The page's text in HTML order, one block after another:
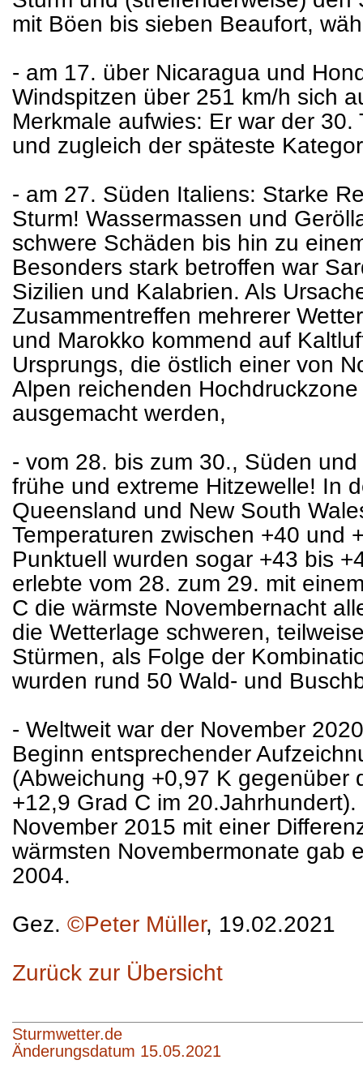
mit Böen bis sieben Beaufort,
- am 17. über Nicaragua und
Windspitzen über 251 km/h sich
Merkmale aufwies: Er war der
und zugleich der späteste
- am 27. Süden Italiens: Starke
Sturm! Wassermassen und
schwere Schäden bis hin zu
Besonders stark betroffen war
Sizilien und Kalabrien. Als
Zusammentreffen mehrerer
und Marokko kommend auf
Ursprungs, die östlich einer von
Alpen reichenden
ausgemacht werden,
- vom 28. bis zum 30., Süden
frühe und extreme Hitzewelle! In
Queensland und New South
Temperaturen zwischen +40 und
Punktuell wurden sogar +43 bis
erlebte vom 28. zum 29. mit
C die wärmste Novembernacht
die Wetterlage schweren,
Stürmen, als Folge der
wurden rund 50 Wald- und
- Weltweit war der November
Beginn entsprechender
(Abweichung +0,97 K gegenüber
+12,9 Grad C im
November 2015 mit einer
wärmsten Novembermonate gab
2004.
Gez. ©Peter Müller, 19.02.2021
Zurück zur Übersicht
Sturmwetter.de
Änderungsdatum 15.05.2021